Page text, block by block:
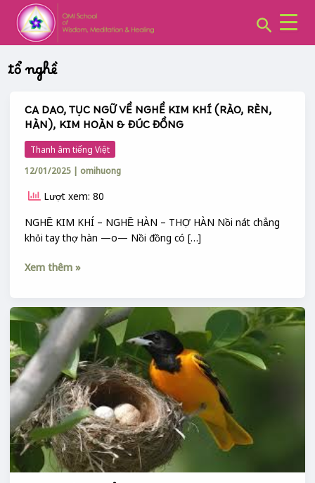
content
Search
tổ nghề
CA DAO, TỤC NGỮ VỀ NGHỀ KIM KHÍ (RÀO, RÈN,
HÀN), KIM HOÀN & ĐÚC ĐỒNG
Thanh âm tiếng Việt
12/01/2025 | omihuong
Lượt xem: 80
NGHỀ KIM KHÍ – NGHỀ HÀN – THỢ HÀN Nồi nát chẳng
khỏi tay thợ hàn —o— Nồi đồng có […]
CA
DAO,
TỤC
NGỮ
VỀ
NGHỀ
KHÍ
(RÀO,
HÀN),
&
ĐÚC
ĐỒNG
Xem thêm »
TÊN
BỘ
:
TỔ
CHUYÊN
MỤC: